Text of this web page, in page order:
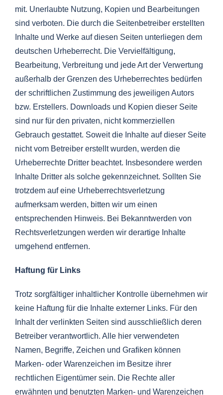
mit. Unerlaubte Nutzung, Kopien und Bearbeitungen
sind verboten. Die durch die Seitenbetreiber erstellten
Inhalte und Werke auf diesen Seiten unterliegen dem
deutschen Urheberrecht. Die Vervielfältigung,
Bearbeitung, Verbreitung und jede Art der Verwertung
außerhalb der Grenzen des Urheberrechtes bedürfen
der schriftlichen Zustimmung des jeweiligen Autors
bzw. Erstellers. Downloads und Kopien dieser Seite
sind nur für den privaten, nicht kommerziellen
Gebrauch gestattet. Soweit die Inhalte auf dieser Seite
nicht vom Betreiber erstellt wurden, werden die
Urheberrechte Dritter beachtet. Insbesondere werden
Inhalte Dritter als solche gekennzeichnet. Sollten Sie
trotzdem auf eine Urheberrechtsverletzung
aufmerksam werden, bitten wir um einen
entsprechenden Hinweis. Bei Bekanntwerden von
Rechtsverletzungen werden wir derartige Inhalte
umgehend entfernen.
Haftung für Links
Trotz sorgfältiger inhaltlicher Kontrolle übernehmen wir
keine Haftung für die Inhalte externer Links. Für den
Inhalt der verlinkten Seiten sind ausschließlich deren
Betreiber verantwortlich. Alle hier verwendeten
Namen, Begriffe, Zeichen und Grafiken können
Marken- oder Warenzeichen im Besitze ihrer
rechtlichen Eigentümer sein. Die Rechte aller
erwähnten und benutzten Marken- und Warenzeichen